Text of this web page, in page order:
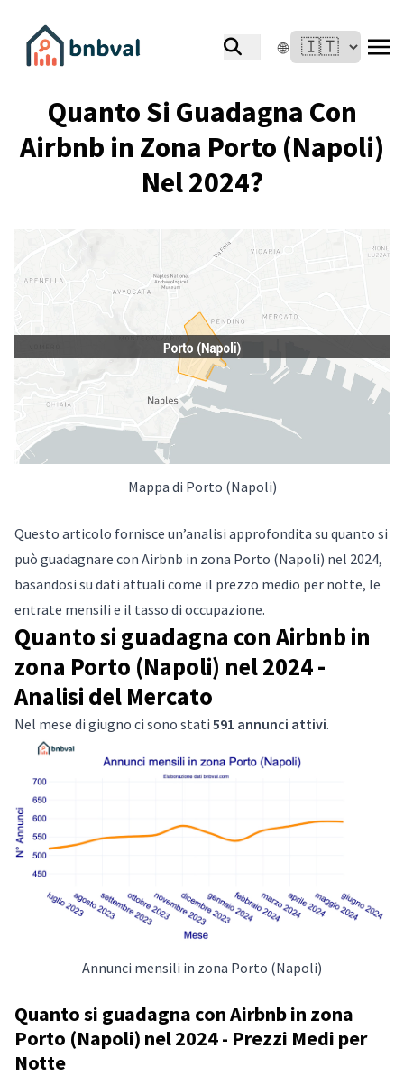
🌐
Quanto Si Guadagna Con
Airbnb in Zona Porto (Napoli)
Nel 2024?
Mappa di Porto (Napoli)
Questo articolo fornisce un’analisi approfondita su quanto si
può guadagnare con Airbnb in zona Porto (Napoli) nel 2024,
basandosi su dati attuali come il prezzo medio per notte, le
entrate mensili e il tasso di occupazione.
Quanto si guadagna con Airbnb in
zona Porto (Napoli) nel 2024 -
Analisi del Mercato
Nel mese di giugno ci sono stati 591 annunci attivi.
Annunci mensili in zona Porto (Napoli)
Quanto si guadagna con Airbnb in zona
Porto (Napoli) nel 2024 - Prezzi Medi per
Notte